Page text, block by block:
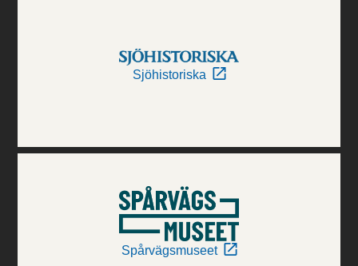
Sjöhistoriska
Spårvägsmuseet